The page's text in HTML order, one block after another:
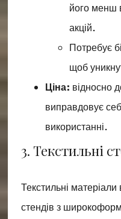
його менш
акцій.
Потребує
щоб
Ціна: відносно
виправдовує
використанні.
3. Текстильні
Текстильні
стендів з